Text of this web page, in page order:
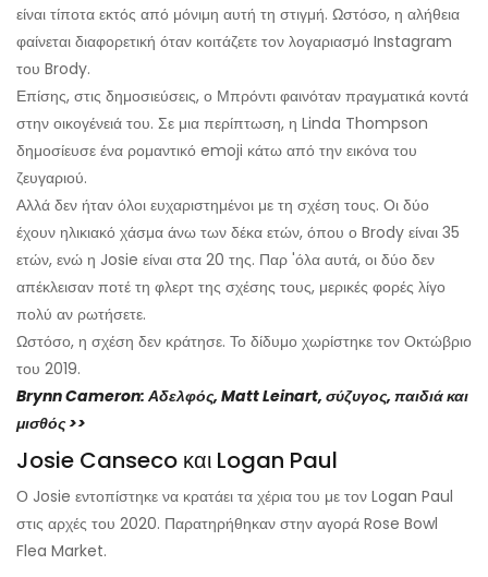
είναι τίποτα εκτός από μόνιμη αυτή τη στιγμή. Ωστόσο, η αλήθεια
φαίνεται διαφορετική όταν κοιτάζετε τον λογαριασμό Instagram
του Brody.
Επίσης, στις δημοσιεύσεις, ο Μπρόντι φαινόταν πραγματικά κοντά
στην οικογένειά του. Σε μια περίπτωση, η Linda Thompson
δημοσίευσε ένα ρομαντικό emoji κάτω από την εικόνα του
ζευγαριού.
Αλλά δεν ήταν όλοι ευχαριστημένοι με τη σχέση τους. Οι δύο
έχουν ηλικιακό χάσμα άνω των δέκα ετών, όπου ο Brody είναι 35
ετών, ενώ η Josie είναι στα 20 της. Παρ 'όλα αυτά, οι δύο δεν
απέκλεισαν ποτέ τη φλερτ της σχέσης τους, μερικές φορές λίγο
πολύ αν ρωτήσετε.
Ωστόσο, η σχέση δεν κράτησε. Το δίδυμο χωρίστηκε τον Οκτώβριο
του 2019.
Brynn Cameron: Αδελφός, Matt Leinart, σύζυγος, παιδιά και
μισθός >>
Josie Canseco και Logan Paul
Ο Josie εντοπίστηκε να κρατάει τα χέρια του με τον Logan Paul
στις αρχές του 2020. Παρατηρήθηκαν στην αγορά Rose Bowl
Flea Market.